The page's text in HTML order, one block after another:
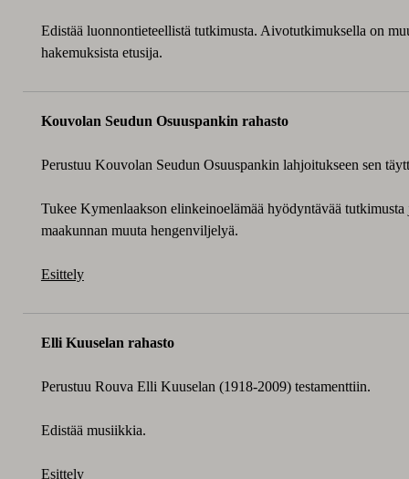
Edistää luonnontieteellistä tutkimusta. Aivotutkimuksella on
hakemuksista etusija.
Kouvolan Seudun Osuuspankin rahasto
Perustuu Kouvolan Seudun Osuuspankin lahjoitukseen sen
Tukee Kymenlaakson elinkeinoelämää hyödyntävää tutkimusta
maakunnan muuta hengenviljelyä.
Esittely
Elli Kuuselan rahasto
Perustuu Rouva Elli Kuuselan (1918-2009) testamenttiin.
Edistää musiikkia.
Esittely